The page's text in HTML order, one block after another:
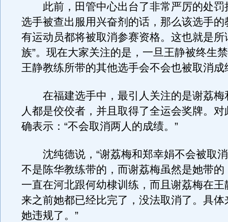
此前，田管中心出台了非常严厉的处罚
选手被查出服用兴奋剂的话，那么该选手的
有运动员都将被取消参赛资格。这也就是所
族”。现在大家关注的是，一旦王静被终生
王静教练所带的其他选手会不会也被取消成
在福建选手中，最引人关注的是谢荔梅
人都是佼佼者，并且取得了全运会奖牌。
确表示：“不会取消两人的成绩。”
沈纯德说，“谢荔梅和郑幸娟不会被取
不是陈华教练带的，而谢荔梅虽然是她带的
一直在河北跟何幼棣训练，而且谢荔梅在王
来之前她都已经比完了，没法取消了。具体
她违规了。”